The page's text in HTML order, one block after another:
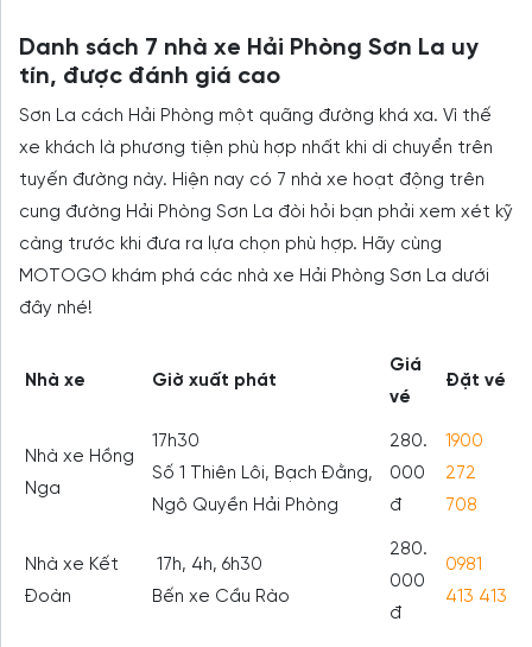
Danh sách 7 nhà xe Hải Phòng Sơn La uy
tín, được đánh giá cao
Sơn La cách Hải Phòng một quãng đường khá xa. Vì thế
xe khách là phương tiện phù hợp nhất khi di chuyển trên
tuyến đường này. Hiện nay có 7 nhà xe hoạt động trên
cung đường Hải Phòng Sơn La đòi hỏi bạn phải xem xét kỹ
càng trước khi đưa ra lựa chọn phù hợp. Hãy cùng
MOTOGO khám phá các nhà xe Hải Phòng Sơn La dưới
đây nhé!
Nhà xe Giờ xuất phát
Giá
vé
Đặt vé
Nhà xe Hồng
Nga
17h30
Số 1 Thiên Lôi, Bạch Đằng,
Ngô Quyền Hải Phòng
280.
000
đ
1900
272
708
Nhà xe Kết
Đoàn
17h, 4h, 6h30
Bến xe Cầu Rào
280.
000
đ
0981
413 413